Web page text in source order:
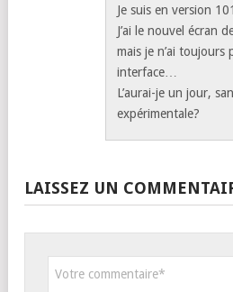
Je suis en version
J’ai le nouvel écran
mais je n’ai toujours
interface…
L’aurai-je un jour,
expérimentale?
LAISSEZ UN